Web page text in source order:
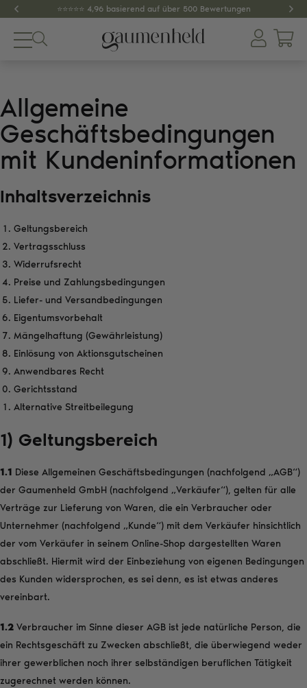
⭐️⭐️⭐️⭐️⭐️ 4,96 basierend auf über 500 Bewertungen
About
Gewürze
Tee
Zubehör
Allgemeine
Geschäftsbedingungen
mit Kundeninformationen
Inhaltsverzeichnis
Geltungsbereich
Vertragsschluss
Widerrufsrecht
Preise und Zahlungsbedingungen
Liefer- und Versandbedingungen
Eigentumsvorbehalt
Mängelhaftung (Gewährleistung)
Einlösung von Aktionsgutscheinen
Anwendbares Recht
Gerichtsstand
Alternative Streitbeilegung
1) Geltungsbereich
1.1 Diese Allgemeinen Geschäftsbedingungen (nachfolgend „AGB“)
der Gaumenheld GmbH (nachfolgend „Verkäufer“), gelten für alle
Verträge zur Lieferung von Waren, die ein Verbraucher oder
Unternehmer (nachfolgend „Kunde“) mit dem Verkäufer hinsichtlich
der vom Verkäufer in seinem Online-Shop dargestellten Waren
abschließt. Hiermit wird der Einbeziehung von eigenen Bedingungen
des Kunden widersprochen, es sei denn, es ist etwas anderes
vereinbart.
1.2 Verbraucher im Sinne dieser AGB ist jede natürliche Person, die
ein Rechtsgeschäft zu Zwecken abschließt, die überwiegend weder
ihrer gewerblichen noch ihrer selbständigen beruflichen Tätigkeit
zugerechnet werden können.